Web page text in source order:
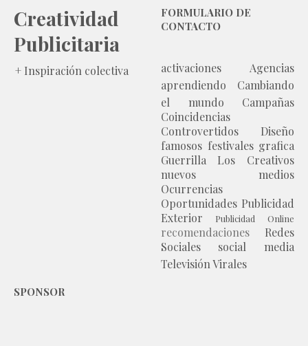
Creatividad
Publicitaria
+ Inspiración colectiva
FORMULARIO DE
CONTACTO
activaciones
Agencias
aprendiendo
Cambiando
el mundo
Campañas
Coincidencias
Controvertidos
Diseño
famosos festivales grafica
Guerrilla
Los Creativos
nuevos medios
Ocurrencias
Oportunidades Publicidad
Exterior
Publicidad Online
recomendaciones
Redes
Sociales
social media
TelevisiónVirales
SPONSOR